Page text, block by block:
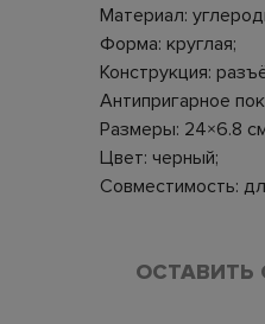
Материал:
Форма: круглая;
Конструкция:
Антипригарное
Размеры: 24×6.8
Цвет: черный;
Совместимость:
ОСТАВИТЬ